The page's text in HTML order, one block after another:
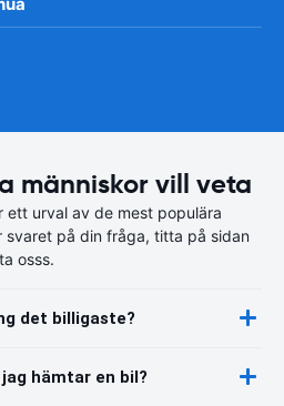
människor vill veta
ett urval av de mest populära
på din fråga, titta på sidan
osss.
det billigaste?
hämtar en bil?